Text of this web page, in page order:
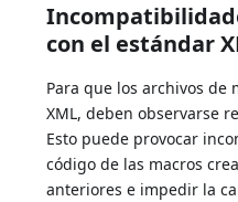
con el estándar
Para que los archivos de
XML, deben observarse
Esto puede provocar
código de las macros
anteriores e impedir la